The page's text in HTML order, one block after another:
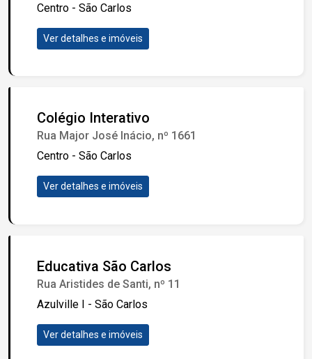
Centro - São Carlos
Ver detalhes e imóveis
Colégio Interativo
Rua Major José Inácio, nº 1661
Centro - São Carlos
Ver detalhes e imóveis
Educativa São Carlos
Rua Aristides de Santi, nº 11
Azulville I - São Carlos
Ver detalhes e imóveis